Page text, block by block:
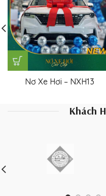
Nơ Xe Hơi – NXH13
Khách